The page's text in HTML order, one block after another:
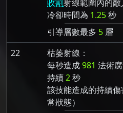
收割射線範圍內的敵
冷卻時間為 1.25秒
引導層數最多 5 層
22
枯萎射線：
每秒造成981 法術
持續2秒
該技能造成的持續
常狀態）